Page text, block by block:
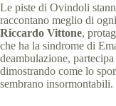
Le piste di Ovindoli
raccontano meglio di
Riccardo Vittone,
che ha la sindrome di
deambulazione,
dimostrando come lo
sembrano insormontabili.